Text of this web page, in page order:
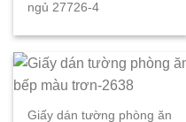
ngủ 27726-4
Giấy dán tường phòng ăn